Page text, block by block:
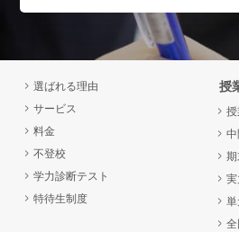
選ばれる理由
サービス
料金
不登校
学力診断テスト
特待生制度
授
中
期
実
単